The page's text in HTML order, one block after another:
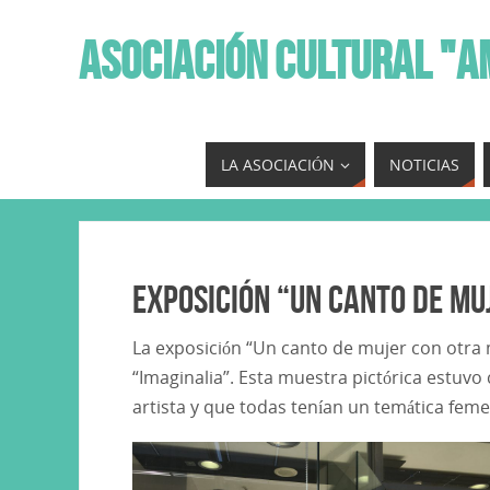
ASOCIACIÓN CULTURAL
LA ASOCIACIÓN NOTICIAS
Exposición “Un canto de
La exposición “Un canto de mujer con
“Imaginalia”. Esta muestra pictórica
artista y que todas tenían un temática